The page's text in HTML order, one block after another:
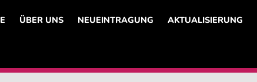
ÜBER UNS NEUEINTRAGUNG AKTUALISIERUNG